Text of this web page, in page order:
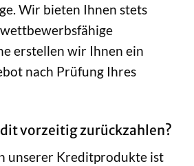
Wir bieten Ihnen stets
erstellen wir Ihnen ein
nach Prüfung Ihres
vorzeitig zurückzahlen?
unserer Kreditprodukte ist